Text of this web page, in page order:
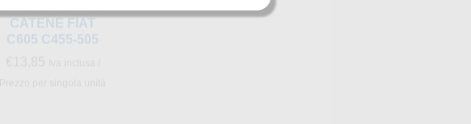
CATENE FIAT
C605 C455-505